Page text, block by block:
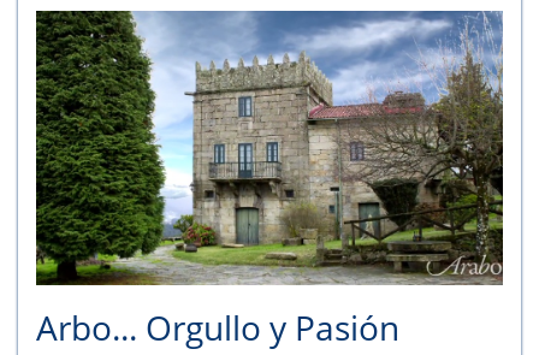
Arbo... Orgullo y Pasión